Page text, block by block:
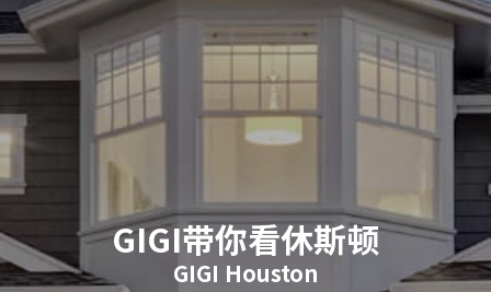
GIGI带你看休斯顿
GIGI Houston